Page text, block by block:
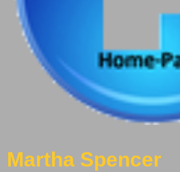
Martha Spencer